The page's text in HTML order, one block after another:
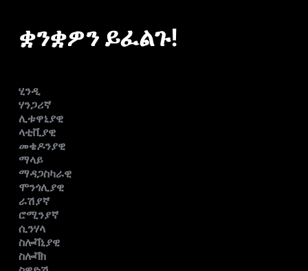
ቋንቋዎን ይፈልጉ!
ሂንዲ
ሃንጋሪኛ
ሊቱዋኒያዊ
ላቲቪያዊ
መቄዶንያዊ
ማላይ
ማዳጋስካራዊ
ሞንጎሊያዊ
ራሽያኛ
ሮሚንያኛ
ሲንሃላ
ስሎቫኒያዊ
ስሎቫክ